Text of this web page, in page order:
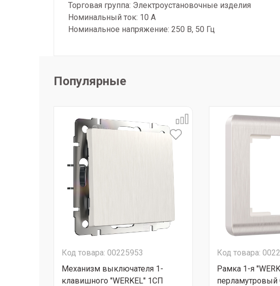
Торговая группа: Электроустановочные изделия
Номинальный ток: 10 А
Номинальное напряжение: 250 В, 50 Гц
Популярные
Код товара: 00225953
Механизм выключателя 1-
клавишного "WERKEL" 1СП
Код товара:
Рамка 1-я